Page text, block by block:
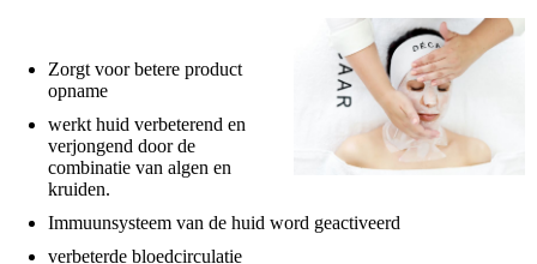
Zorgt voor betere product
opname
werkt huid verbeterend en
verjongend door de
combinatie van algen en
kruiden.
Immuunsysteem van de huid word geactiveerd
verbeterde bloedcirculatie